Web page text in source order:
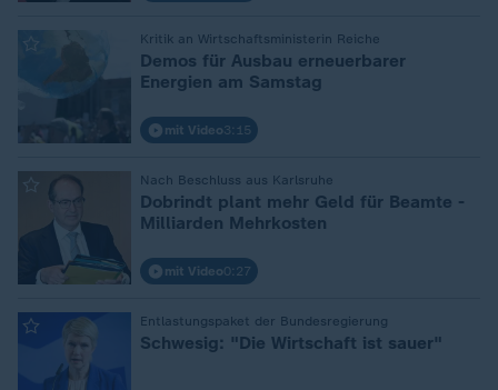
Kritik an Wirtschaftsministerin Reiche
Demos für Ausbau erneuerbarer
Energien am Samstag
mit Video3:15
Nach Beschluss aus Karlsruhe
Dobrindt plant mehr Geld für Beamte -
Milliarden Mehrkosten
mit Video0:27
Entlastungspaket der Bundesregierung
Schwesig: "Die Wirtschaft ist sauer"